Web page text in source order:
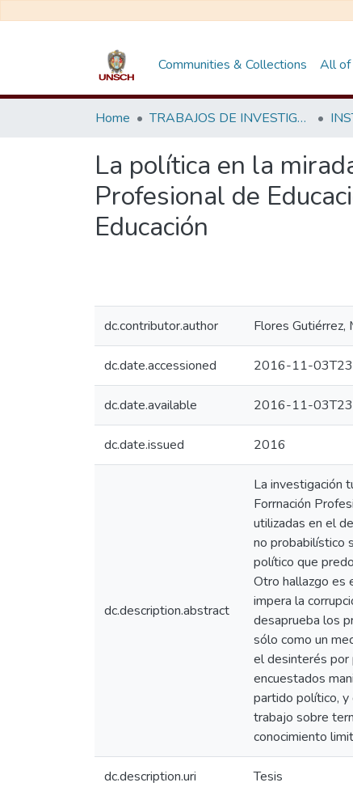
Communities & Collections All of
Home TRABAJOS DE INVESTIGACIÓN
La política en la
Profesional de
Educación
dc.contributor.author Flores Gutiérrez,
dc.date.accessioned 2016-11-
dc.date.available 2016-11-
dc.date.issued 2016
dc.description.abstract
La investigación
Forrnación
utilizadas en el
no probabilístico
político que
Otro hallazgo es
impera la
desaprueba los
sólo como un
el desinterés por
encuestados
partido político, y
trabajo sobre
conocimiento
dc.description.uri Tesis